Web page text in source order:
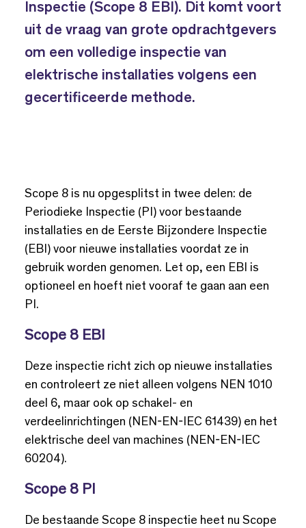
Inspectie (Scope 8 EBI). Dit komt voort
uit de vraag van grote opdrachtgevers
om een volledige inspectie van
elektrische installaties volgens een
gecertificeerde methode.
Scope 8 is nu opgesplitst in twee delen: de
Periodieke Inspectie (PI) voor bestaande
installaties en de Eerste Bijzondere Inspectie
(EBI) voor nieuwe installaties voordat ze in
gebruik worden genomen. Let op, een EBI is
optioneel en hoeft niet vooraf te gaan aan een
PI.
Scope 8 EBI
Deze inspectie richt zich op nieuwe installaties
en controleert ze niet alleen volgens NEN 1010
deel 6, maar ook op schakel- en
verdeelinrichtingen (NEN-EN-IEC 61439) en het
elektrische deel van machines (NEN-EN-IEC
60204).
Scope 8 PI
De bestaande Scope 8 inspectie heet nu Scope